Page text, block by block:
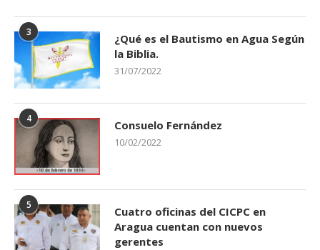
3
¿Qué es el Bautismo en Agua Según
la Biblia.
31/07/2022
4 Consuelo Fernández
10/02/2022
5
Cuatro oficinas del CICPC en
Aragua cuentan con nuevos
gerentes